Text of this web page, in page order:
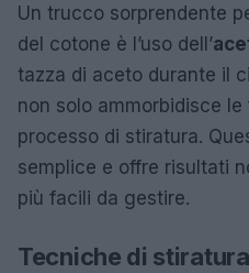
Un trucco sorprendente
del cotone è l’uso dell’
tazza di aceto durante il
non solo ammorbidisce
processo di stiratura.
semplice e offre risultati
più facili da gestire.
Tecniche di